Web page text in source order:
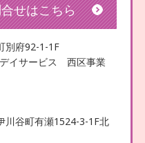
せはこちら
別府92-1-1F
イサービス 西区事業
川谷町有瀬1524-3-1F北